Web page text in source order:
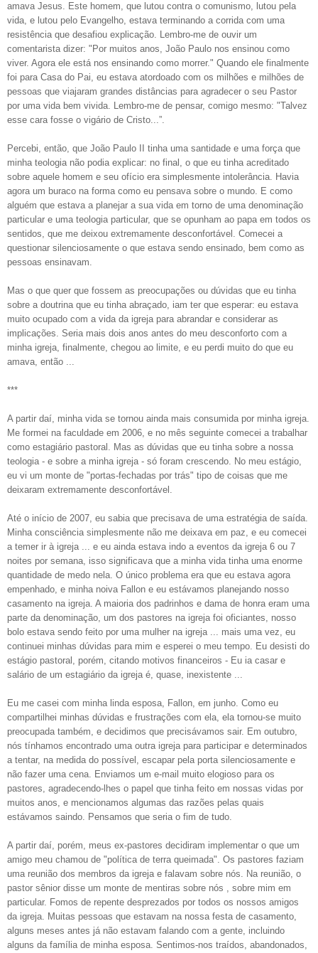
amava Jesus. Este homem, que lutou contra o comunismo, lutou pela
vida, e lutou pelo Evangelho, estava terminando a corrida com uma
resistência que desafiou explicação. Lembro-me de ouvir um
comentarista dizer: "Por muitos anos, João Paulo nos ensinou como
viver. Agora ele está nos ensinando como morrer." Quando ele finalmente
foi para Casa do Pai, eu estava atordoado com os milhões e milhões de
pessoas que viajaram grandes distâncias para agradecer o seu Pastor
por uma vida bem vivida. Lembro-me de pensar, comigo mesmo: "Talvez
esse cara fosse o vigário de Cristo...”.
Percebi, então, que João Paulo II tinha uma santidade e uma força que
minha teologia não podia explicar: no final, o que eu tinha acreditado
sobre aquele homem e seu ofício era simplesmente intolerância. Havia
agora um buraco na forma como eu pensava sobre o mundo. E como
alguém que estava a planejar a sua vida em torno de uma denominação
particular e uma teologia particular, que se opunham ao papa em todos os
sentidos, que me deixou extremamente desconfortável. Comecei a
questionar silenciosamente o que estava sendo ensinado, bem como as
pessoas ensinavam.
Mas o que quer que fossem as preocupações ou dúvidas que eu tinha
sobre a doutrina que eu tinha abraçado, iam ter que esperar: eu estava
muito ocupado com a vida da igreja para abrandar e considerar as
implicações. Seria mais dois anos antes do meu desconforto com a
minha igreja, finalmente, chegou ao limite, e eu perdi muito do que eu
amava, então ...
***
A partir daí, minha vida se tornou ainda mais consumida por minha igreja.
Me formei na faculdade em 2006, e no mês seguinte comecei a trabalhar
como estagiário pastoral. Mas as dúvidas que eu tinha sobre a nossa
teologia - e sobre a minha igreja - só foram crescendo. No meu estágio,
eu vi um monte de "portas-fechadas por trás" tipo de coisas que me
deixaram extremamente desconfortável.
Até o início de 2007, eu sabia que precisava de uma estratégia de saída.
Minha consciência simplesmente não me deixava em paz, e eu comecei
a temer ir à igreja ... e eu ainda estava indo a eventos da igreja 6 ou 7
noites por semana, isso significava que a minha vida tinha uma enorme
quantidade de medo nela. O único problema era que eu estava agora
empenhado, e minha noiva Fallon e eu estávamos planejando nosso
casamento na igreja. A maioria dos padrinhos e dama de honra eram uma
parte da denominação, um dos pastores na igreja foi oficiantes, nosso
bolo estava sendo feito por uma mulher na igreja ... mais uma vez, eu
continuei minhas dúvidas para mim e esperei o meu tempo. Eu desisti do
estágio pastoral, porém, citando motivos financeiros - Eu ia casar e
salário de um estagiário da igreja é, quase, inexistente ...
Eu me casei com minha linda esposa, Fallon, em junho. Como eu
compartilhei minhas dúvidas e frustrações com ela, ela tornou-se muito
preocupada também, e decidimos que precisávamos sair. Em outubro,
nós tínhamos encontrado uma outra igreja para participar e determinados
a tentar, na medida do possível, escapar pela porta silenciosamente e
não fazer uma cena. Enviamos um e-mail muito elogioso para os
pastores, agradecendo-lhes o papel que tinha feito em nossas vidas por
muitos anos, e mencionamos algumas das razões pelas quais
estávamos saindo. Pensamos que seria o fim de tudo.
A partir daí, porém, meus ex-pastores decidiram implementar o que um
amigo meu chamou de "política de terra queimada". Os pastores faziam
uma reunião dos membros da igreja e falavam sobre nós. Na reunião, o
pastor sênior disse um monte de mentiras sobre nós , sobre mim em
particular. Fomos de repente desprezados por todos os nossos amigos
da igreja. Muitas pessoas que estavam na nossa festa de casamento,
alguns meses antes já não estavam falando com a gente, incluindo
alguns da família de minha esposa. Sentimos-nos traídos, abandonados,